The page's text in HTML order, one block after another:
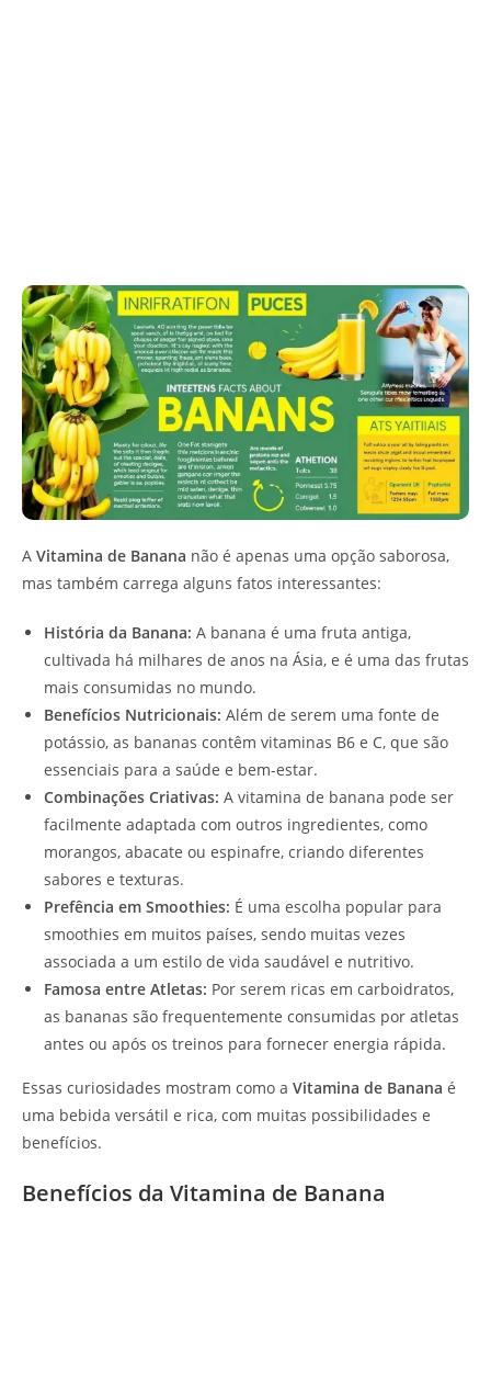
A Vitamina de Banana não é apenas uma opção saborosa,
mas também carrega alguns fatos interessantes:
História da Banana: A banana é uma fruta antiga,
cultivada há milhares de anos na Ásia, e é uma das frutas
mais consumidas no mundo.
Benefícios Nutricionais: Além de serem uma fonte de
potássio, as bananas contêm vitaminas B6 e C, que são
essenciais para a saúde e bem-estar.
Combinações Criativas: A vitamina de banana pode ser
facilmente adaptada com outros ingredientes, como
morangos, abacate ou espinafre, criando diferentes
sabores e texturas.
Prefência em Smoothies: É uma escolha popular para
smoothies em muitos países, sendo muitas vezes
associada a um estilo de vida saudável e nutritivo.
Famosa entre Atletas: Por serem ricas em carboidratos,
as bananas são frequentemente consumidas por atletas
antes ou após os treinos para fornecer energia rápida.
Essas curiosidades mostram como a Vitamina de Banana é
uma bebida versátil e rica, com muitas possibilidades e
benefícios.
Benefícios da Vitamina de Banana